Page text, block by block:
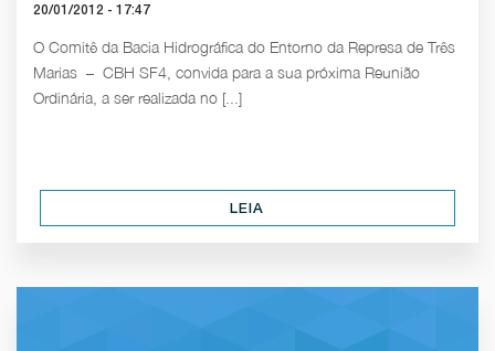
20/01/2012 - 17:47
O Comitê da Bacia Hidrográfica do Entorno da Represa de Três
Marias – CBH SF4, convida para a sua próxima Reunião
Ordinária, a ser realizada no [...]
LEIA